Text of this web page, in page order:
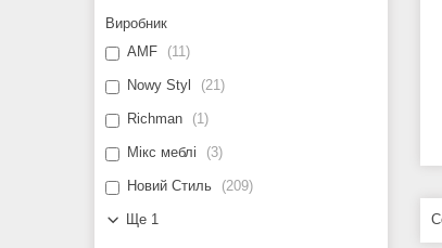
Виробник
AMF
11
Nowy Styl 21
Richman 1
Мікс меблі 3
Новий Стиль 209
Ще 1